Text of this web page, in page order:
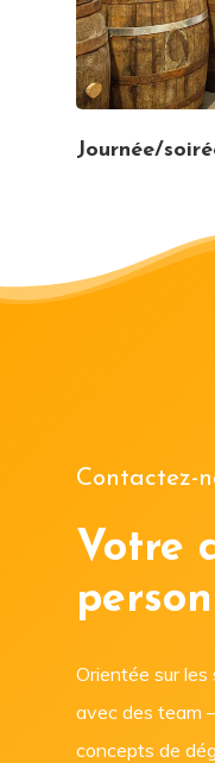
Journée/
Contactez-
Votre
Orientée sur les
avec des team
concepts de